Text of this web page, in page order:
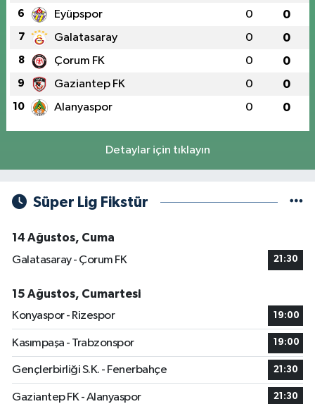
6 Eyüpspor 0 0
7 Galatasaray 0 0
8 Çorum FK 0 0
9 Gaziantep FK 0 0
10 Alanyaspor 0 0
Detaylar için tıklayın
Süper Lig Fikstür
14 Ağustos, Cuma
Galatasaray - Çorum FK
21:30
15 Ağustos, Cumartesi
Konyaspor - Rizespor
19:00
Kasımpaşa - Trabzonspor 19:00
Gençlerbirliği S.K. - Fenerbahçe 21:30
Gaziantep FK - Alanyaspor 21:30